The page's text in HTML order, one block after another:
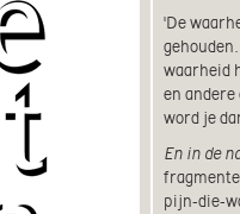
'De
waarheid
en
word je
En in de
pijn-die-